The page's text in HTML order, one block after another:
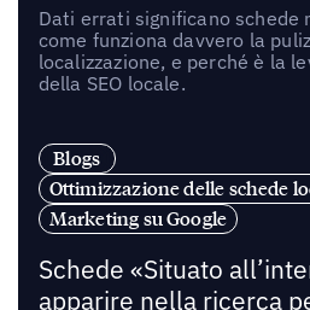
Dati errati significano schede
come funziona davvero la
localizzazione, e perché è la
della SEO locale.
Blogs
Ottimizzazione delle schede
Marketing su Google
Schede «Situato
apparire nella ricerca